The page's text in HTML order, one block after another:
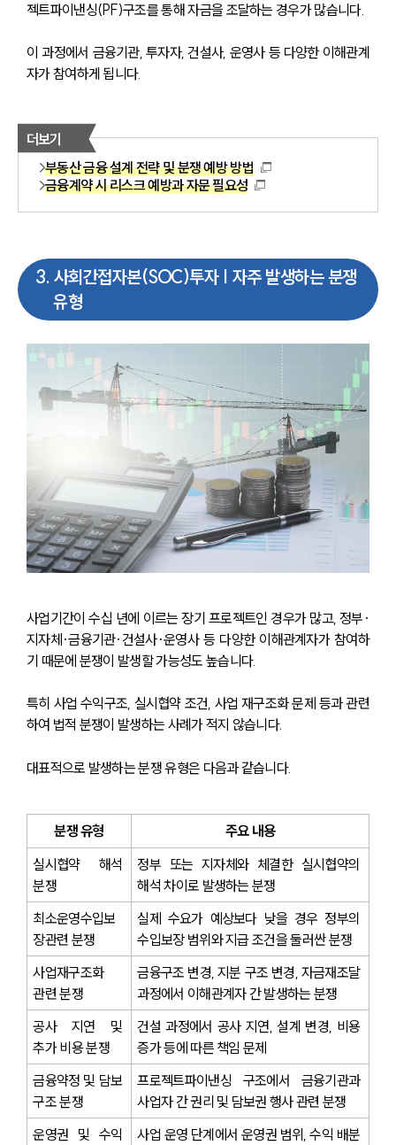
젝트파이낸싱(PF)구조를 통해 자금을 조달하는 경우가 많습니다.
이 과정에서 금융기관, 투자자, 건설사, 운영사 등 다양한 이해관계
자가 참여하게 됩니다.
더보기
부동산 금융 설계 전략 및 분쟁 예방 방법
금융계약 시 리스크 예방과 자문 필요성
3. 사회간접자본(SOC)투자 | 자주 발생하는 분쟁
유형
사업기간이 수십 년에 이르는 장기 프로젝트인 경우가 많고, 정부·
지자체·금융기관·건설사·운영사 등 다양한 이해관계자가 참여하
기 때문에 분쟁이 발생할 가능성도 높습니다.
특히 사업 수익구조, 실시협약 조건, 사업 재구조화 문제 등과 관련
하여 법적 분쟁이 발생하는 사례가 적지 않습니다.
대표적으로 발생하는 분쟁 유형은 다음과 같습니다.
분쟁 유형
주요 내용
실시협약 해석
분쟁
정부 또는 지자체와 체결한 실시협약의
해석 차이로 발생하는 분쟁
최소운영수입보
장관련 분쟁
실제 수요가 예상보다 낮을 경우 정부의
수입보장 범위와 지급 조건을 둘러싼 분쟁
사업재구조화
관련 분쟁
금융구조 변경, 지분 구조 변경, 자금재조달
과정에서 이해관계자 간 발생하는 분쟁
공사 지연 및
추가 비용 분쟁
건설 과정에서 공사 지연, 설계 변경, 비용
증가 등에 따른 책임 문제
금융약정 및 담보
구조 분쟁
프로젝트파이낸싱 구조에서 금융기관과
사업자 간 권리 및 담보권 행사 관련 분쟁
운영권 및 수익
사업 운영 단계에서 운영권 범위, 수익 배분